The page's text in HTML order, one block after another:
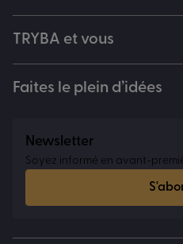
TRYBA et vous
Faites le plein d’idées
Newsletter
Soyez informé en avant-